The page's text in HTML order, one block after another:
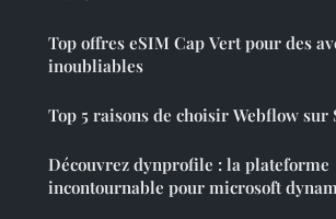
Top offres eSIM Cap Vert pour des
inoubliables
Top 5 raisons de choisir Webflow sur
Découvrez dynprofile : la plateforme
incontournable pour microsoft